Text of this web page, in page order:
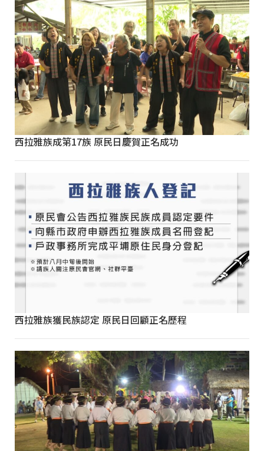
西拉雅族成第17族 原民日慶賀正名成功
西拉雅族獲民族認定 原民日回顧正名歷程